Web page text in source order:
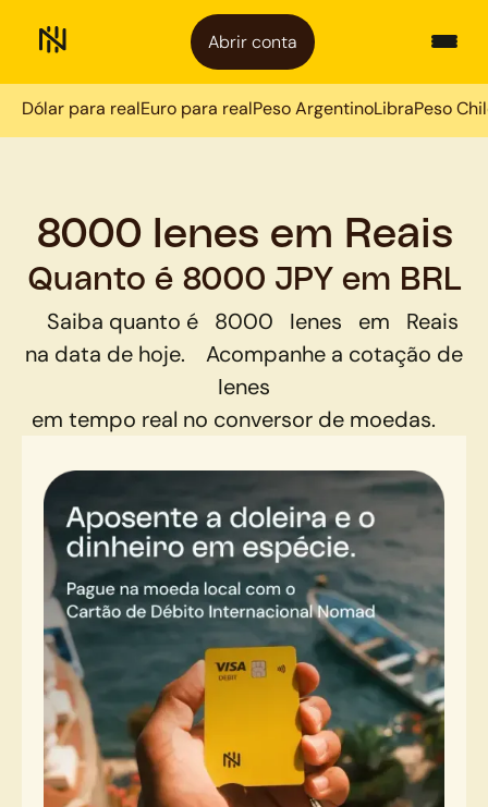
Abrir conta
Dólar para realEuro para realPeso ArgentinoLibraPeso
8000 Ienes em Reais
Quanto é 8000 JPY em BRL
Saiba quanto é 8000 Ienes em
Reais
na data de hoje.
Acompanhe a cotação de
Ienes
em tempo real no conversor de moedas.